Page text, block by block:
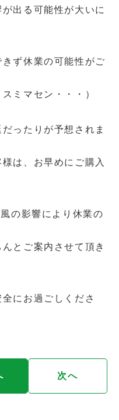
出る可能性が大いに
ず休業の可能性がご
ミマセン・・・）
ったりが予想されま
は、お早めにご購入
の影響により休業の
とご案内させて頂き
にお過ごしくださ
次へ